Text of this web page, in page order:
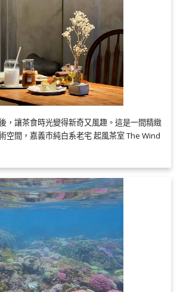
，讓茶食時光變得新奇又風趣。這是一間精緻
空間，嘉義市純白系老宅 起風茶室 The Wind